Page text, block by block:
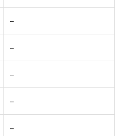
–
–
–
–
–